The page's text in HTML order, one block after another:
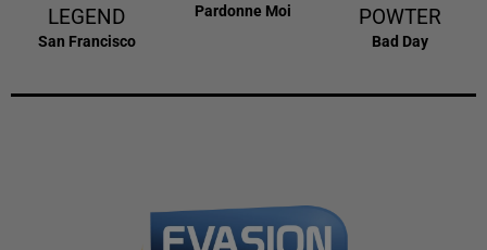
LEGEND
San Francisco
Pardonne Moi
POWTER
Bad Day